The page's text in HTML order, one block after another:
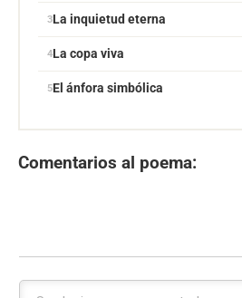
La inquietud eterna
La copa viva
El ánfora simbólica
Comentarios al poema: